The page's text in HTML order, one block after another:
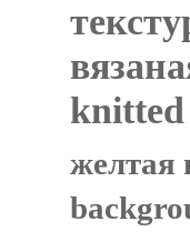
желтая